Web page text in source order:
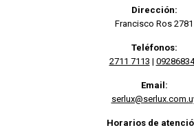
Dirección:
Francisco Ros 2781
Teléfonos:
2711 7113 |
Email:
Horarios de